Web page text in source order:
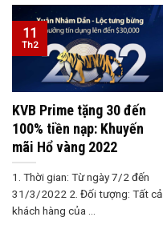
KVB Prime tặng 30 đến
100% tiền nạp: Khuyến
mãi Hổ vàng 2022
1. Thời gian: Từ ngày 7/2 đến
31/3/2022 2. Đối tượng: Tất cả
khách hàng của ...
11
Th2